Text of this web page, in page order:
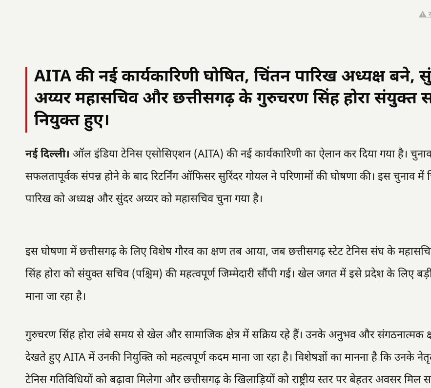
⚠️
AITA की नई कार्यकारिणी घोषित, चिंतन पारिख अध्यक्ष बने,
अय्यर महासचिव और छत्तीसगढ़ के गुरुचरण सिंह होरा संयुक्त
नियुक्त हुए।
नई दिल्ली। ऑल इंडिया टेनिस एसोसिएशन (AITA) की नई कार्यकारिणी का ऐलान कर दिया गया है। चुनाव
सफलतापूर्वक संपन्न होने के बाद रिटर्निंग ऑफिसर सुरिंदर गोयल ने परिणामों की घोषणा की। इस चुनाव में
पारिख को अध्यक्ष और सुंदर अय्यर को महासचिव चुना गया है।
इस घोषणा में छत्तीसगढ़ के लिए विशेष गौरव का क्षण तब आया, जब छत्तीसगढ़ स्टेट टेनिस संघ के
सिंह होरा को संयुक्त सचिव (पश्चिम) की महत्वपूर्ण जिम्मेदारी सौंपी गई। खेल जगत में इसे प्रदेश के लिए
माना जा रहा है।
गुरुचरण सिंह होरा लंबे समय से खेल और सामाजिक क्षेत्र में सक्रिय रहे हैं। उनके अनुभव और संगठनात्मक
देखते हुए AITA में उनकी नियुक्ति को महत्वपूर्ण कदम माना जा रहा है। विशेषज्ञों का मानना है कि उनके
टेनिस गतिविधियों को बढ़ावा मिलेगा और छत्तीसगढ़ के खिलाड़ियों को राष्ट्रीय स्तर पर बेहतर अवसर मिल